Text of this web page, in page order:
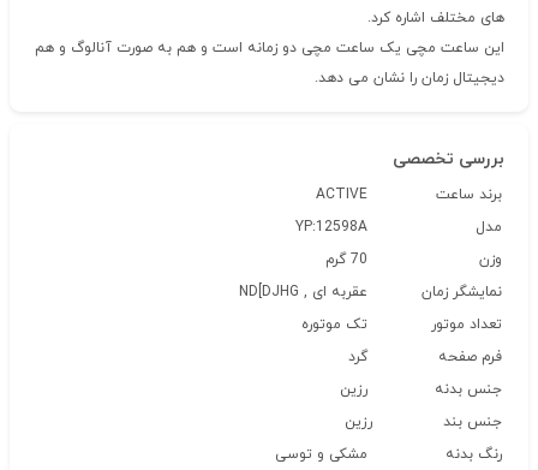
های مختلف اشاره کرد.
این ساعت مچی یک ساعت مچی دو زمانه است و هم به صورت آنالوگ و هم
دیجیتال زمان را نشان می دهد.
بررسی تخصصی
برند ساعت
مدل
وزن
نمایشگر زمان
عقربه ای , ND[DJHG
تعداد موتور
تک موتوره
فرم صفحه
گرد
جنس بدنه
رزین
جنس بند
رزین
رنگ بدنه
مشکی و توسی